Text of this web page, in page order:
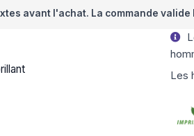
avant l'achat. La commande
Les